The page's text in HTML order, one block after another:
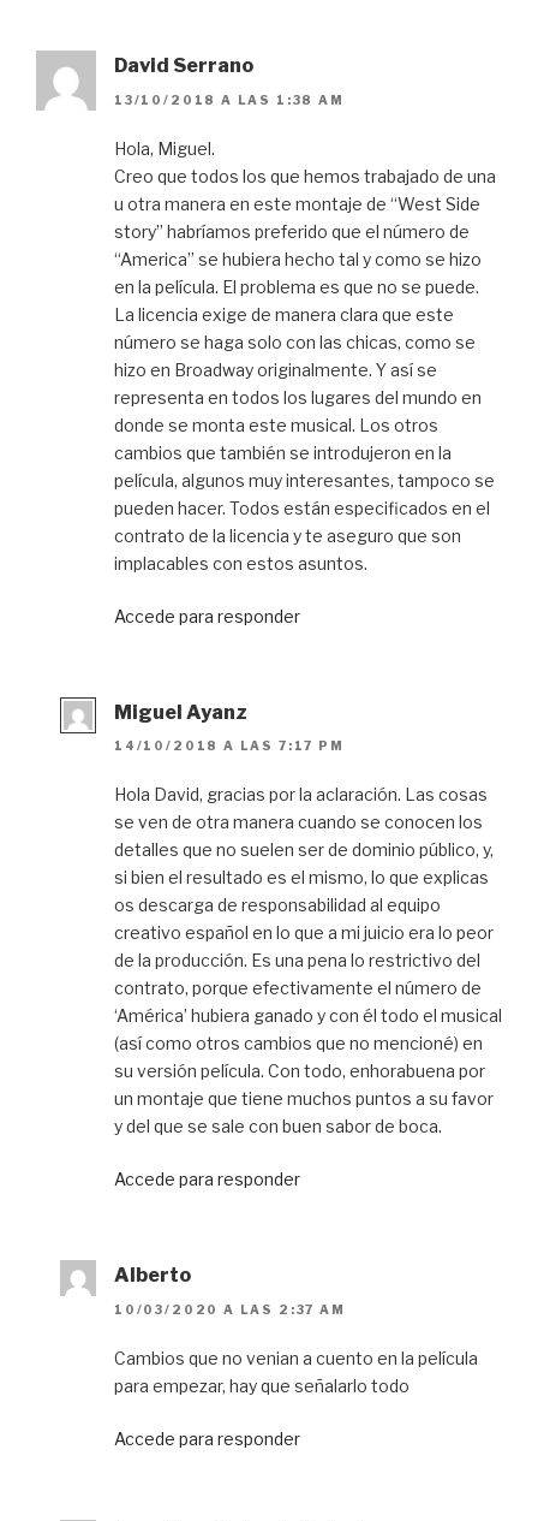
David Serrano
13/10/2018 A LAS 1:38 AM
Hola, Miguel.
Creo que todos los que hemos trabajado de una
u otra manera en este montaje de “West Side
story” habríamos preferido que el número de
“America” se hubiera hecho tal y como se hizo
en la película. El problema es que no se puede.
La licencia exige de manera clara que este
número se haga solo con las chicas, como se
hizo en Broadway originalmente. Y así se
representa en todos los lugares del mundo en
donde se monta este musical. Los otros
cambios que también se introdujeron en la
película, algunos muy interesantes, tampoco se
pueden hacer. Todos están especificados en el
contrato de la licencia y te aseguro que son
implacables con estos asuntos.
Accede para responder
Miguel Ayanz
14/10/2018 A LAS 7:17 PM
Hola David, gracias por la aclaración. Las cosas
se ven de otra manera cuando se conocen los
detalles que no suelen ser de dominio público, y,
si bien el resultado es el mismo, lo que explicas
os descarga de responsabilidad al equipo
creativo español en lo que a mi juicio era lo peor
de la producción. Es una pena lo restrictivo del
contrato, porque efectivamente el número de
‘América’ hubiera ganado y con él todo el musical
(así como otros cambios que no mencioné) en
su versión película. Con todo, enhorabuena por
un montaje que tiene muchos puntos a su favor
y del que se sale con buen sabor de boca.
Accede para responder
Alberto
10/03/2020 A LAS 2:37 AM
Cambios que no venian a cuento en la película
para empezar, hay que señalarlo todo
Accede para responder